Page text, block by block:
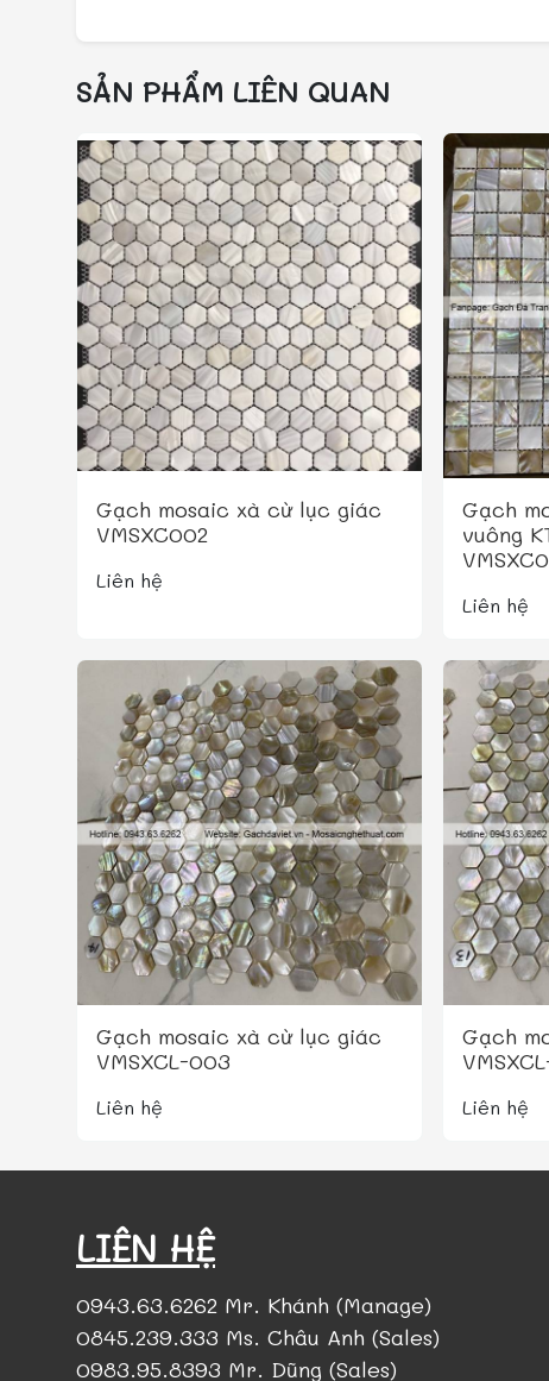
SẢN PHẨM LIÊN QUAN
Gạch mosaic xà cừ lục giác
VMSXC002
Liên hệ
Gạch
vuông
Liên hệ
Gạch mosaic xà cừ lục giác
VMSXCL-003
Liên hệ
Gạch
Liên hệ
LIÊN HỆ
0943.63.6262 Mr. Khánh (Manage)
0845.239.333 Ms. Châu Anh (Sales)
0983.95.8393 Mr. Dũng (Sales)